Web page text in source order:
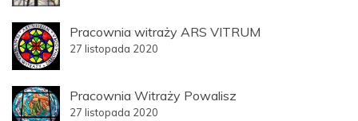
Pracownia witraży ARS VITRUM
27 listopada 2020
Pracownia Witraży Powalisz
27 listopada 2020